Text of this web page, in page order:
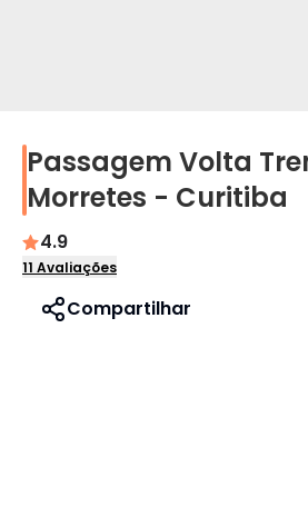
Perfil
Português
Passagem Volta
Morretes - Curitiba
4.9
11 Avaliações
Compartilhar